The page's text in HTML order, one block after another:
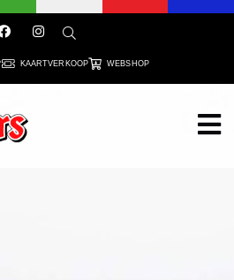
KAARTVERKOOP WEBSHOP